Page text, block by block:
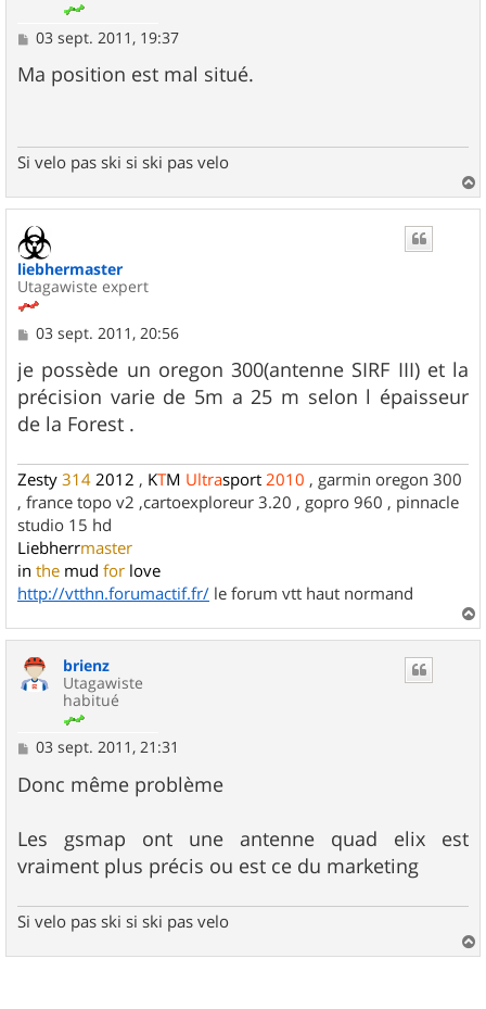
M
s
s
03 sept. 2011, 19:37
Ma position est mal situé.
Si velo pas ski si ski pas velo
a
liebhermaster
Utagawiste expert
M
s
s
a
g
e
03 sept. 2011, 20:56
je possède un oregon 300(antenne SIRF III) et la
précision varie de 5m a 25 m selon l épaisseur
de la Forest .
Zesty 314 2012 , KTM Ultrasport 2010 , garmin oregon 300
, france topo v2 ,cartoexploreur 3.20 , gopro 960 , pinnacle
studio 15 hd
Liebherrmaster
in the mud for love
http://vtthn.forumactif.fr/ le forum vtt haut normand
a
brienz
Utagawiste
habitué
M
s
s
g
e
03 sept. 2011, 21:31
Donc même problème
Les gsmap ont une antenne quad elix est
vraiment plus précis ou est ce du marketing
Si velo pas ski si ski pas velo
a